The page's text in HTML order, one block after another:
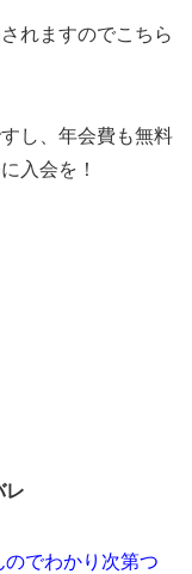
れますのでこちら
し、年会費も無料
入会を！
レ
でわかり次第つ